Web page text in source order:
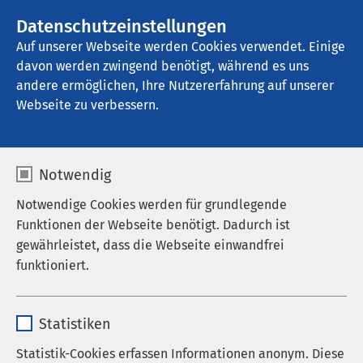
Datenschutzeinstellungen
Auf unserer Webseite werden Cookies verwendet. Einige
davon werden zwingend benötigt, während es uns
andere ermöglichen, Ihre Nutzererfahrung auf unserer
Webseite zu verbessern.
Notwendig
Notwendige Cookies werden für grundlegende
Funktionen der Webseite benötigt. Dadurch ist
gewährleistet, dass die Webseite einwandfrei
funktioniert.
Anbieter sgalinski
Statistiken
Statistik-Cookies erfassen Informationen anonym. Diese
AMEOS Klinikum Schönebeck
Nachrichten
Datum von: Datum bis: